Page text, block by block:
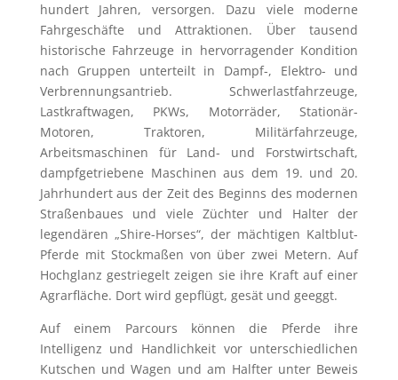
hundert Jahren, versorgen. Dazu viele moderne
Fahrgeschäfte und Attraktionen. Über tausend
historische Fahrzeuge in hervorragender Kondition
nach Gruppen unterteilt in Dampf-, Elektro- und
Verbrennungsantrieb. Schwerlastfahrzeuge,
Lastkraftwagen, PKWs, Motorräder, Stationär-
Motoren, Traktoren, Militärfahrzeuge,
Arbeitsmaschinen für Land- und Forstwirtschaft,
dampfgetriebene Maschinen aus dem 19. und 20.
Jahrhundert aus der Zeit des Beginns des modernen
Straßenbaues und viele Züchter und Halter der
legendären „Shire-Horses“, der mächtigen Kaltblut-
Pferde mit Stockmaßen von über zwei Metern. Auf
Hochglanz gestriegelt zeigen sie ihre Kraft auf einer
Agrarfläche. Dort wird gepflügt, gesät und geeggt.
Auf einem Parcours können die Pferde ihre
Intelligenz und Handlichkeit vor unterschiedlichen
Kutschen und Wagen und am Halfter unter Beweis